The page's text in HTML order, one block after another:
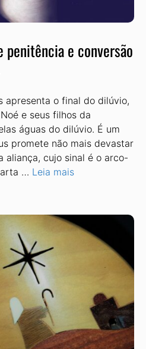
penitência e conversão
apresenta o final do dilúvio,
e seus filhos da
águas do dilúvio. É um
promete não mais devastar
aliança, cujo sinal é o arco-
… Leia mais